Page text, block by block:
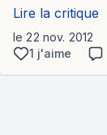
Lire la critique
le 22 nov. 2012
1 j'aime